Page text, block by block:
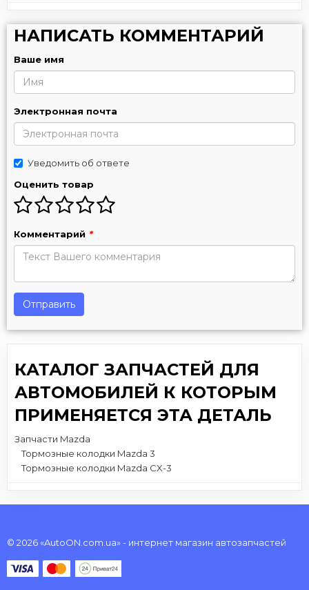
НАПИСАТЬ КОММЕНТАРИЙ
Ваше имя
Электронная почта
Уведомить об ответе
Оценить товар
Комментарий *
Отправить
КАТАЛОГ ЗАПЧАСТЕЙ ДЛЯ
АВТОМОБИЛЕЙ К КОТОРЫМ
ПРИМЕНЯЕТСЯ ЭТА ДЕТАЛЬ
Запчасти Mazda
Тормозные колодки Mazda 3
Тормозные колодки Mazda CX-3
© 2026 «AutoON.com.ua» - интернет магазин автозапчастей